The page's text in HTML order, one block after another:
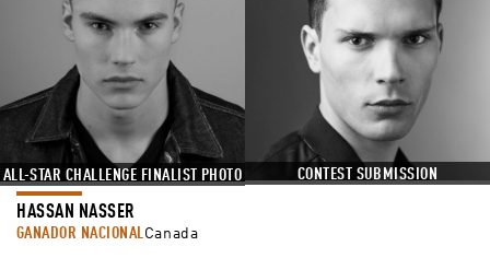
ALL-STAR CHALLENGE FINALIST PHOTO CONTEST SUBMISSION
HASSAN NASSER
GANADOR NACIONAL Canada